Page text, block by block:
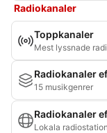
Radiokanaler
Toppkanaler
Mest lyssnade
Radiokanaler
15 musikgenrer
Radiokanaler
Lokala